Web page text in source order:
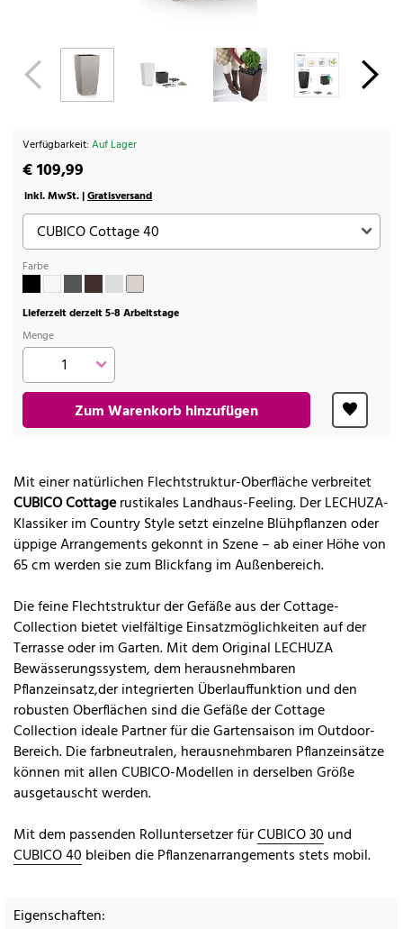
Verfügbarkeit: Auf Lager
€ 109,99
inkl. MwSt. |Gratisversand
Farbe
Lieferzeit derzeit 5-8 Arbeitstage
Menge
Zum Warenkorb hinzufügen
Mit einer natürlichen Flechtstruktur-Oberfläche verbreitet
CUBICO Cottagerustikales Landhaus-Feeling. Der LECHUZA-
Klassiker im Country Style setzt einzelne Blühpflanzen oder
üppige Arrangements gekonnt in Szene – ab einer Höhe von
65 cm werden sie zum Blickfang im Außenbereich.
Die feine Flechtstruktur der Gefäße aus der Cottage-
Collection bietet vielfältige Einsatzmöglichkeiten auf der
Terrasse oder im Garten. Mit dem Original LECHUZA
Bewässerungssystem, dem herausnehmbaren
Pflanzeinsatz,der integrierten Überlauffunktion und den
robusten Oberflächen sind die Gefäße der Cottage
Collection ideale Partner für die Gartensaison im Outdoor-
Bereich. Die farbneutralen, herausnehmbaren Pflanzeinsätze
können mit allen CUBICO-Modellen in derselben Größe
ausgetauscht werden.
Mit dem passenden Rolluntersetzer fürCUBICO 30 und
CUBICO 40 bleiben die Pflanzenarrangements stets mobil.
Eigenschaften: